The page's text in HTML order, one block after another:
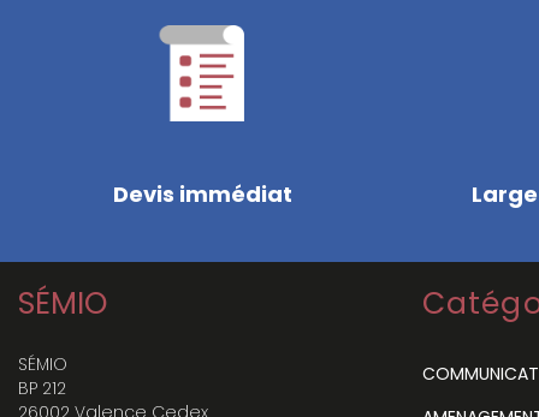
Devis immédiat
SÉMIO
SÉMIO
BP 212
26002 Valence Cedex